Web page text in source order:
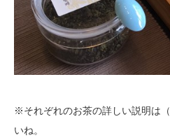
※それぞれのお茶の詳しい説明は（
いね。